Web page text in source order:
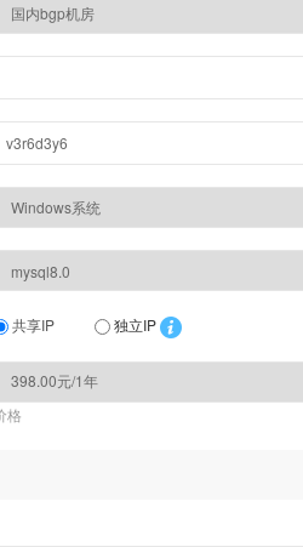
共享IP 独立IP
格